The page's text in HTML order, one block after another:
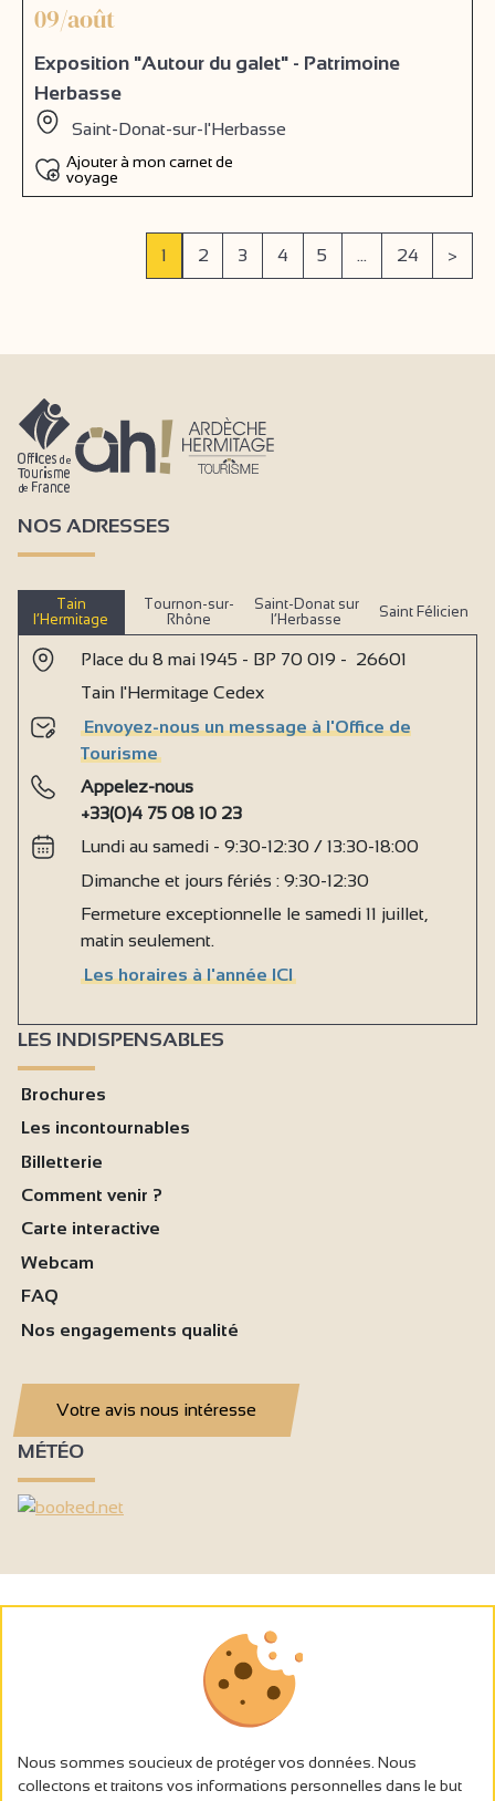
09/août
Exposition "Autour du galet" - Patrimoine
Herbasse
Saint-Donat-sur-l'Herbasse
Ajouter à mon carnet de
voyage
1 2 3 4 5 ... 24 >
NOS ADRESSES
Tain
l’Hermitage
Tournon-sur-
Rhône
Saint-Donat sur
l’Herbasse
Saint Félicien
Place du 8 mai 1945 - BP 70 019 - 26601
Tain l'Hermitage Cedex
Envoyez-nous un message à l'Office de
Tourisme
Appelez-nous
+33(0)4 75 08 10 23
Lundi au samedi - 9:30-12:30 / 13:30-18:00
Dimanche et jours fériés : 9:30-12:30
Fermeture exceptionnelle le samedi 11 juillet,
matin seulement.
Les horaires à l'année ICI
LES INDISPENSABLES
Brochures
Les incontournables
Billetterie
Comment venir ?
Carte interactive
Webcam
FAQ
Nos engagements qualité
Votre avis nous intéresse
MÉTÉO
Nous sommes soucieux de protéger vos données. Nous
collectons et traitons vos informations personnelles dans le but